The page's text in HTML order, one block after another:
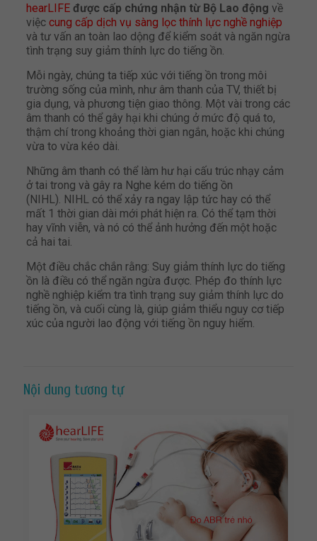
hearLIFE được cấp chứng nhận từ Bộ Lao động về
việc cung cấp dịch vụ sàng lọc thính lực nghề nghiệp
và tư vấn an toàn lao dộng để kiểm soát và ngăn ngừa
tình trạng suy giảm thính lực do tiếng ồn.
Mỗi ngày, chúng ta tiếp xúc với tiếng ồn trong môi
trường sống của mình, như âm thanh của TV, thiết bị
gia dụng, và phương tiện giao thông. Một vài trong các
âm thanh có thể gây hại khi chúng ở mức độ quá to,
thậm chí trong khoảng thời gian ngắn, hoặc khi chúng
vừa to vừa kéo dài.
Những âm thanh có thể làm hư hại cấu trúc nhạy cảm
ở tai trong và gây ra Nghe kém do tiếng ồn
(NIHL). NIHL có thể xảy ra ngay lập tức hay có thể
mất 1 thời gian dài mới phát hiện ra. Có thể tạm thời
hay vĩnh viễn, và nó có thể ảnh hưởng đến một hoặc
cả hai tai.
Một điều chắc chắn rằng: Suy giảm thính lực do tiếng
ồn là điều có thể ngăn ngừa được. Phép đo thính lực
nghề nghiệp kiểm tra tình trạng suy giảm thính lực do
tiếng ồn, và cuối cùng là, giúp giảm thiểu nguy cơ tiếp
xúc của người lao động với tiếng ồn nguy hiểm.
Nội dung tương tự